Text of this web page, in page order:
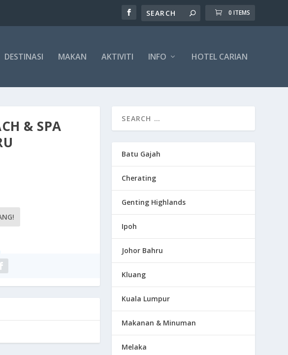
0 ITEMS
DESTINASI MAKAN AKTIVITI INFO HOTEL CARIAN
& SPA
Batu Gajah
Cherating
Genting Highlands
Ipoh
Johor Bahru
Kluang
Kuala Lumpur
Makanan & Minuman
Melaka